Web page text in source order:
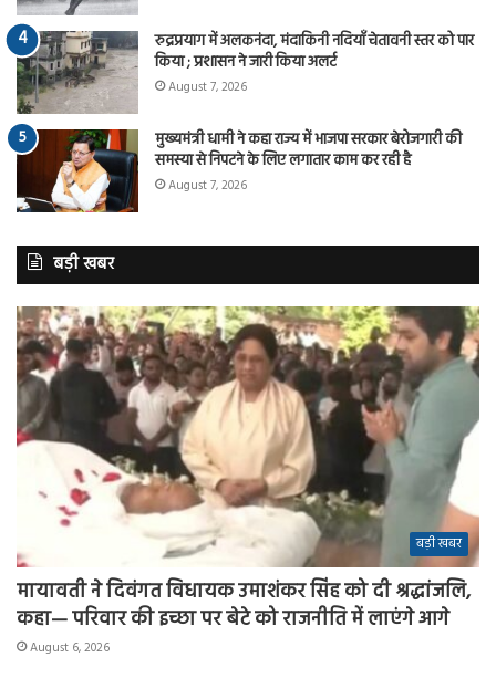
रुद्रप्रयाग में अलकनंदा, मंदाकिनी नदियाँ चेतावनी स्तर को पार
किया ; प्रशासन ने जारी किया अलर्ट
August 7, 2026
मुख्यमंत्री धामी ने कहा राज्य में भाजपा सरकार बेरोजगारी की
समस्या से निपटने के लिए लगातार काम कर रही है
August 7, 2026
बड़ी खबर
बड़ी खबर
मायावती ने दिवंगत विधायक उमाशंकर सिंह को दी श्रद्धांजलि,
कहा— परिवार की इच्छा पर बेटे को राजनीति में लाएंगे आगे
August 6, 2026